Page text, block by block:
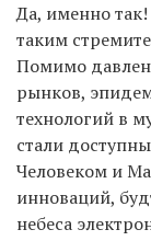
Да, именно
таким
Помимо
рынков,
технологий в
стали
Человеком и
инноваций,
небеса